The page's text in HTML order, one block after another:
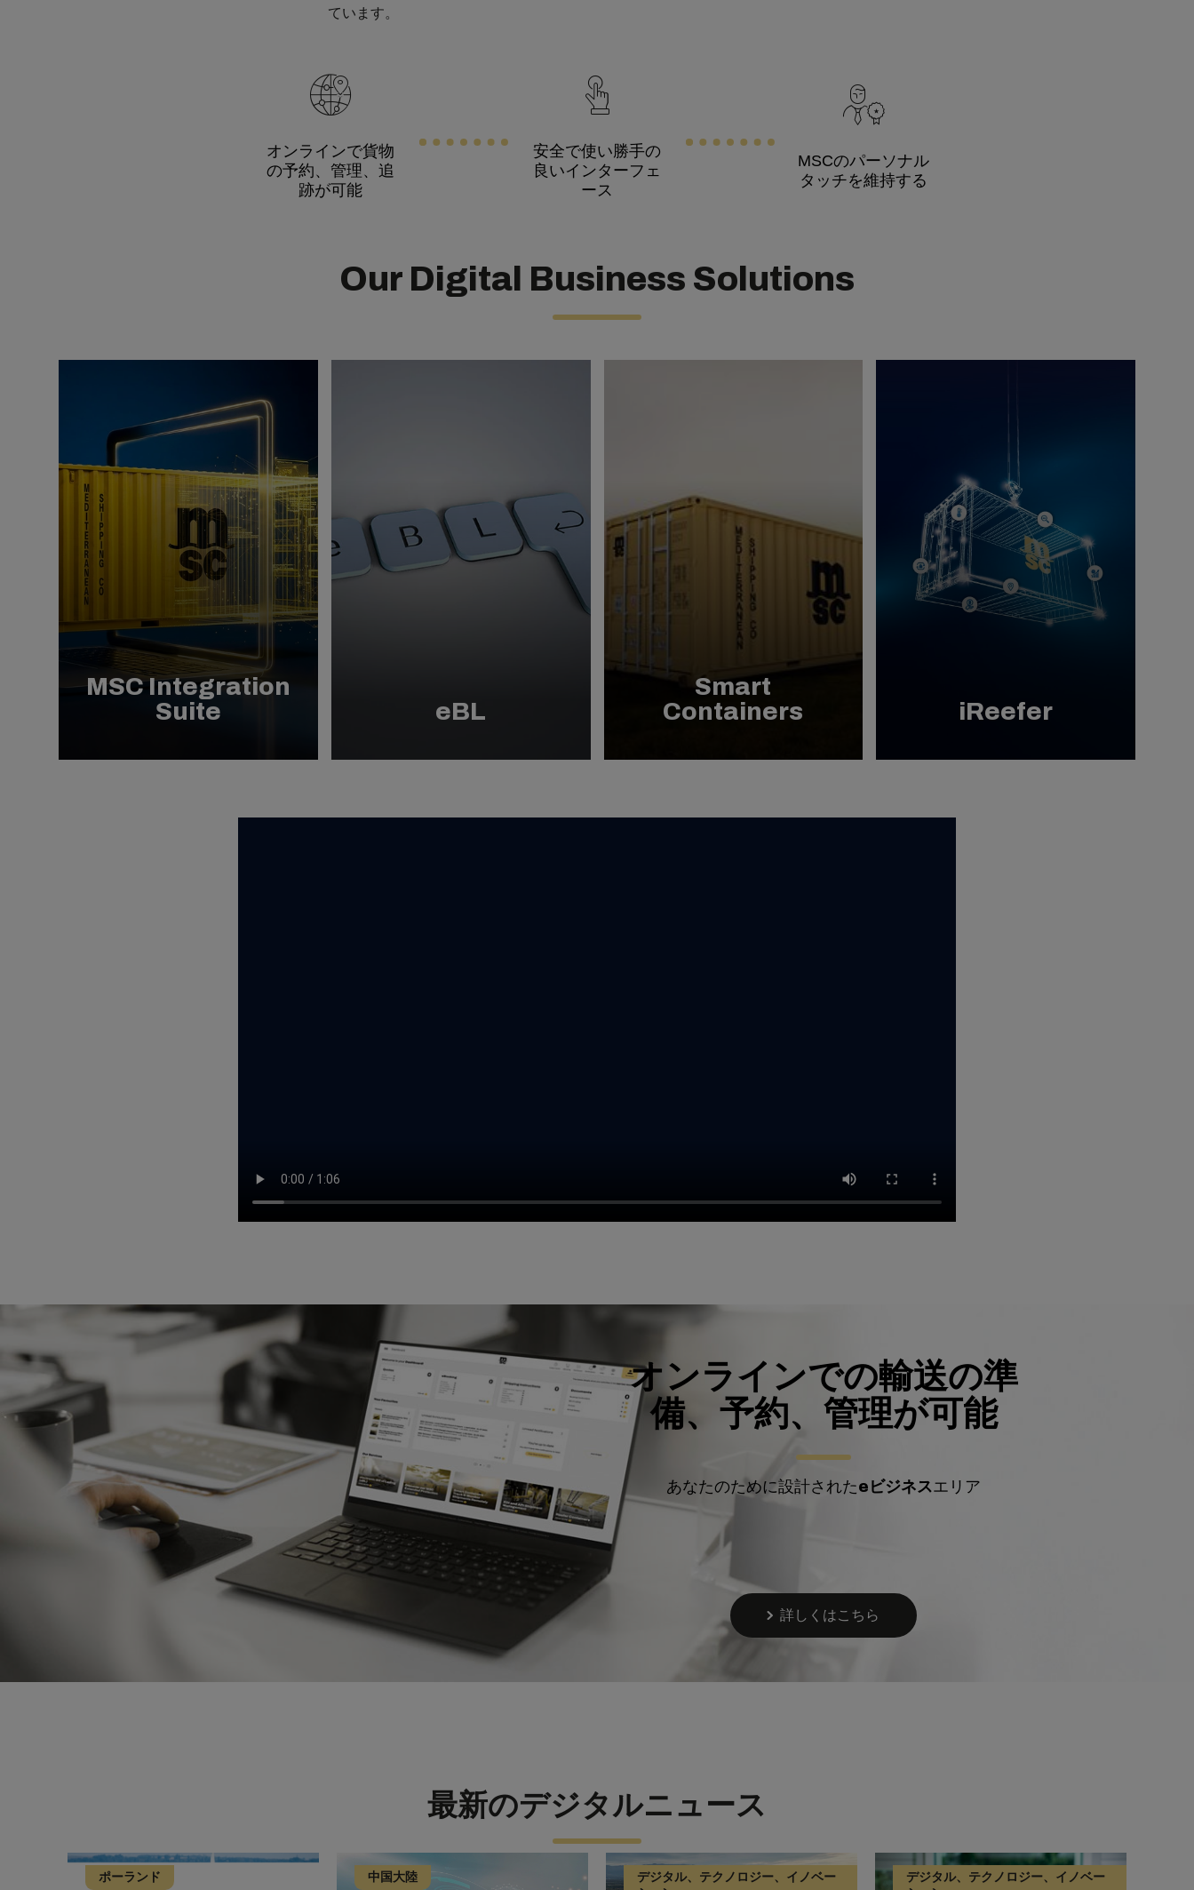
ています。
オンラインで貨物
の予約、管理、追
跡が可能
安全で使い勝手の
良いインターフェ
ース
MSCのパーソナル
タッチを維持する
Our Digital Business Solutions
MSC Integration
Suite
eBL
Smart
Containers
iReefer
オンラインでの輸送の準
備、予約、管理が可能
あなたのために設計されたeビジネスエリア
詳しくはこちら
最新のデジタルニュース
ポーランド 中国大陸
デジタル、テクノロジー、イノベー
デジタル、テクノロジー、イノベー